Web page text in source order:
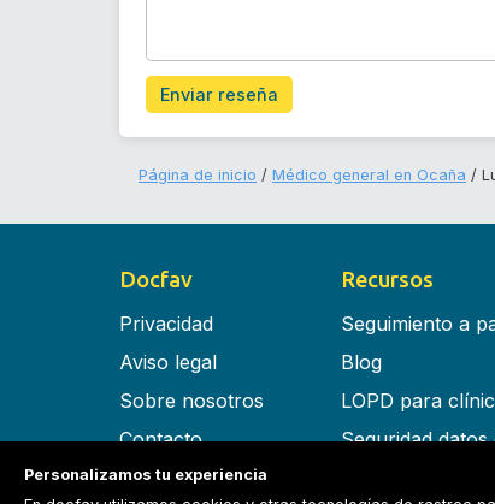
Enviar reseña
Página de inicio Médico general en Ocaña
Docfav
Privacidad
Aviso legal
Sobre nosotros
Contacto
Términos y condiciones
Recursos
Seguimiento a
Blog
LOPD para
Seguridad datos
Personalizamos tu experiencia